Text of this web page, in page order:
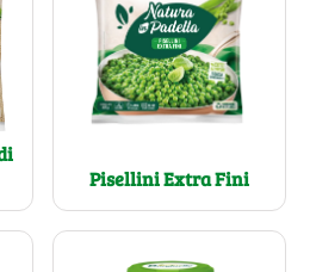
Pisellini Extra Fini